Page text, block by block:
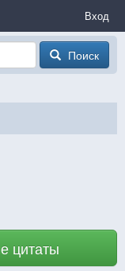
Вход
Поиск
цитаты